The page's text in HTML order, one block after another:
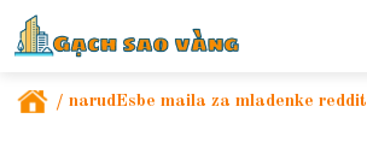
/ narudЕѕbe maila za mladenke reddit